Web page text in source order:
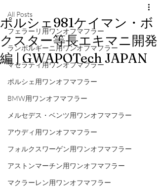
All Posts
フェラーリ用ワンオフマフラー
ランボルギーニ用ワンオフマフラー
マセラティ用ワンオフマフラー
ポルシェ用ワンオフマフラー
BMW用ワンオフマフラー
メルセデス・ベンツ用ワンオフマフラー
アウディ用ワンオフマフラー
フォルクスワーゲン用ワンオフマフラー
アストンマーチン用ワンオフマフラー
マクラーレン用ワンオフマフラー
ポルシェ981ケイマン・ボ
クスター等長エキマニ開発
編 | GWAPOTech JAPAN